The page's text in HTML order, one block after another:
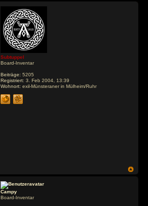
Subtuppel
Board-Inventar
Beiträge: 5205
Registriert: 3. Feb 2004, 13:39
Wohnort: exil-Münsteraner in Mülheim/Ruhr
Campy
Board-Inventar